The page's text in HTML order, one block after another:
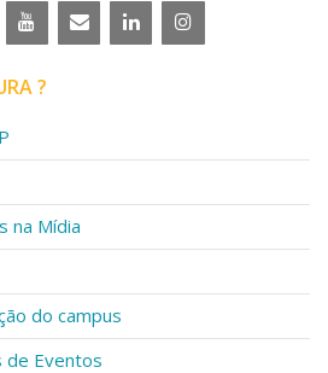
e Prevenção
Financeiro
?
na Mídia
do campus
de Eventos